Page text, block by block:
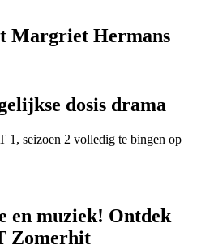
Margriet Hermans
dosis drama
1, seizoen 2 volledig te bingen op
en muziek! Ontdek
Zomerhit